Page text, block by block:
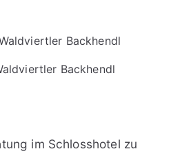
Backhendl
im Schlosshotel zu